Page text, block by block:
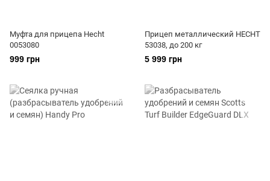
Муфта для прицепа Hecht
0053080
999 грн
Прицеп металлический HECHT
53038, до 200 кг
5 999 грн